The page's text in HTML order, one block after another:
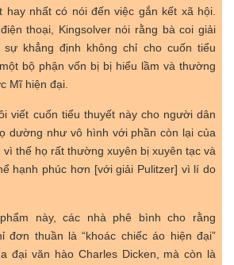
hay nhất có nói đến việc gắn kết xã hội.
thoại, Kingsolver nói rằng bà coi giải
khẳng định không chỉ cho cuốn tiểu
bộ phận vốn bị bị hiểu lầm và thường
Mĩ hiện đại.
viết cuốn tiểu thuyết này cho người dân
dường như vô hình với phần còn lại của
vì thế họ rất thường xuyên bị xuyên tạc và
hạnh phúc hơn [với giải Pulitzer] vì lí do
này, các nhà phê bình cho rằng
đơn thuần là “khoác chiếc áo hiện đại”
đại văn hào Charles Dicken, mà còn là